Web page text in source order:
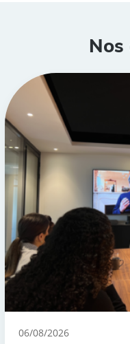
06/08/2026